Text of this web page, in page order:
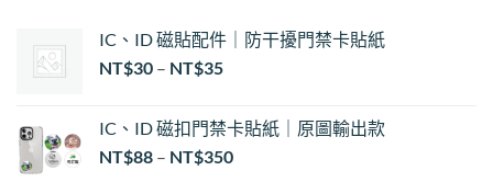
IC、ID 磁貼配件｜防干擾門禁卡貼紙
NT$30 – NT$35價
圍：
NT$30
IC、ID 磁扣門禁卡貼紙｜原圖輸出款
NT$88 – NT$350